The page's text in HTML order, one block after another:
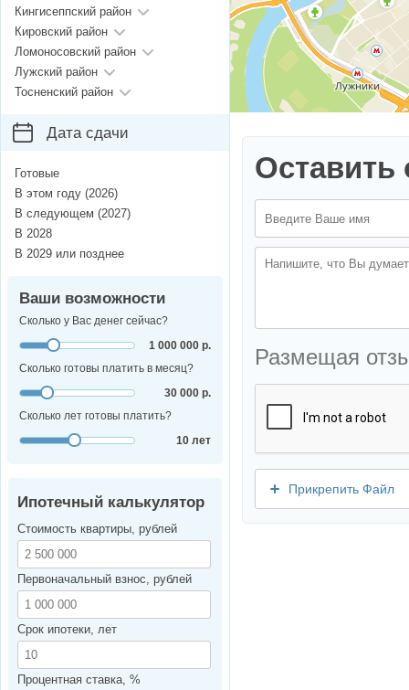
Оставить
Размещая
Прикрепить Файл
Кингисеппский район
Кировский район
Ломоносовский район
Лужский район
Тосненский район
Дата сдачи
Готовые
В этом году (2026)
В следующем (2027)
В 2028
В 2029 или позднее
Ваши возможности
Сколько у Вас денег сейчас?
1 000 000 р.
Сколько готовы платить в месяц?
30 000 р.
Сколько лет готовы платить?
10 лет
Ипотечный калькулятор
Стоимость квартиры, рублей
Первоначальный взнос, рублей
Срок ипотеки, лет
Процентная ставка, %